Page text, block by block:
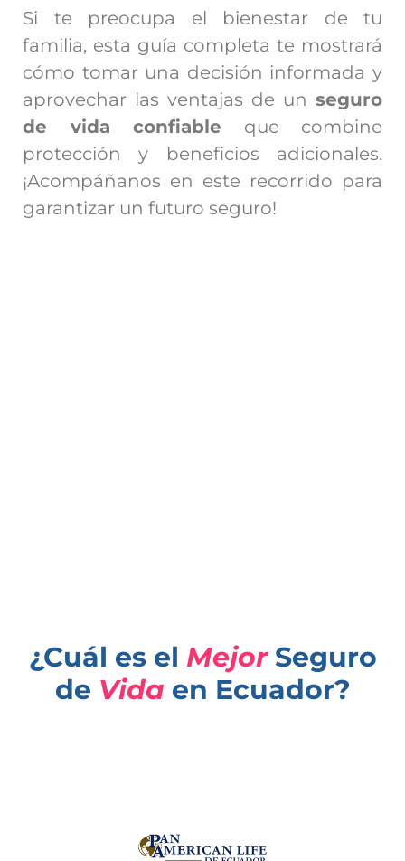
Si te preocupa el bienestar de tu
familia, esta guía completa te mostrará
cómo tomar una decisión informada y
aprovechar las ventajas de un seguro
de vida confiable que combine
protección y beneficios adicionales.
¡Acompáñanos en este recorrido para
garantizar un futuro seguro!
¿Cuál es el MejorSeguro
de Vida en Ecuador?